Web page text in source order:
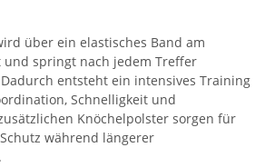
über ein elastisches Band am
springt nach jedem Treffer
entsteht ein intensives Training
Schnelligkeit und
Knöchelpolster sorgen für
während längerer